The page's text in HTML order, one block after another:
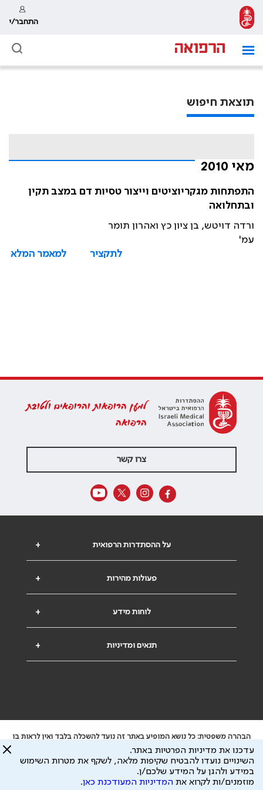
התחבר/י
תוצאת חיפוש
מאי 2010
התפתחות מגקריוציטים וייצור טסיות דם במצב תקין
ובתחלואה
ורדה דויטש, בן ציון כץ ואהרון תומר
עמ'
לתקציר
למאמר המלא
למען הרופאות והרופאים ולטובת
הרפואה
צרו קשר
+ על ההסתדרות הרפואית
+ פעולות מהירות
+ לוחות מידע
+ תנאים ומדיניות
הבהרה משפטית: כל נושא המופיע באתר זה נועד להשכלה בלבד ואין לראות בו
ייעוץ רפואי או משפטי. אין הר"י אחראית לתוכן המתפרסם באתר זה ולכל נזק
שעלול להיגרם.
ידוע לי שהר"י אוספת ושומרת מידע אישי לצורך מתן השרות וכי חלק ממנו עשוי
להיות מועבר לצדדים שלישיים, הכל בכפוף למדיניות הפרטיות
עדכנו את מדיניות הפרטיות באתר.
השינויים נועדו להבטיח שקיפות מלאה, לשקף את מטרות השימוש
במידע ולהגן על המידע שלכם/ן.
מוזמנים/ות לקרוא את המדיניות המעודכנת כאן.